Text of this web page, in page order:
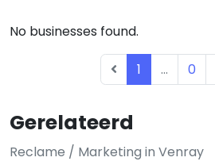
Gerelateerd
Reclame / Marketing in Venray
No businesses found.
1 ... 0